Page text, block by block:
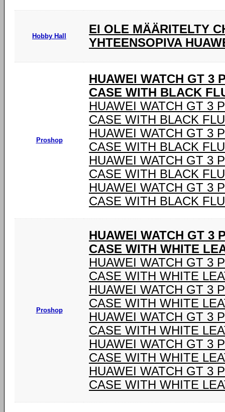
Hobby Hall
EI OLE MÄÄRITELTY
YHTEENSOPIVA
Proshop
HUAWEI WATCH GT 3
CASE WITH BLACK
HUAWEI WATCH GT 3
CASE WITH BLACK
HUAWEI WATCH GT 3
CASE WITH BLACK
HUAWEI WATCH GT 3
CASE WITH BLACK
HUAWEI WATCH GT 3
CASE WITH BLACK
Proshop
HUAWEI WATCH GT 3
CASE WITH WHITE
HUAWEI WATCH GT 3
CASE WITH WHITE
HUAWEI WATCH GT 3
CASE WITH WHITE
HUAWEI WATCH GT 3
CASE WITH WHITE
HUAWEI WATCH GT 3
CASE WITH WHITE
HUAWEI WATCH GT 3
CASE WITH WHITE